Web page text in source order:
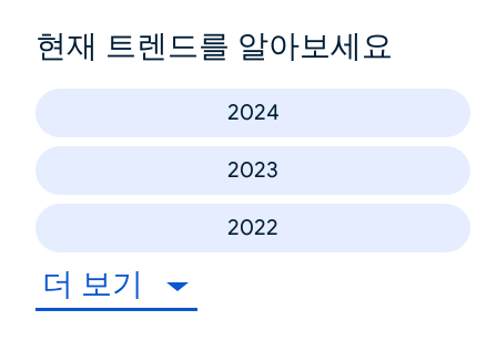
현재 트렌드를 알아보세요
2024
2023
2022
더 보기